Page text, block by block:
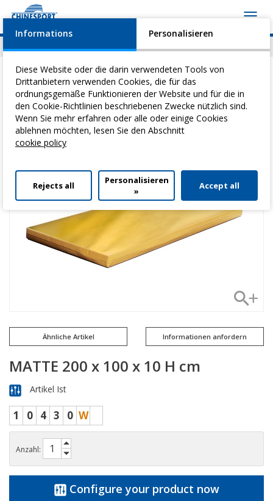
News Geschehen Video Download
Sie befinden sich hier:Home>Heilgymnastik>Bunte Matten> Matte
200 X 100 X 10 H Cm
Ähnliche Artikel Informationen anfordern
MATTE 200 x 100 x 10 H cm
Artikel Ist
1 0 4 3 0 W
Anzahl:
Configure your product now
Informations Personalisieren
Diese Website oder die darin verwendeten Tools von
Drittanbietern verwenden Cookies, die für das
ordnungsgemäße Funktionieren der Website und für die in
den Cookie-Richtlinien beschriebenen Zwecke nützlich sind.
Wenn Sie mehr erfahren oder alle oder einige Cookies
ablehnen möchten, lesen Sie den Abschnitt
cookie policy
Rejects all
Personalisieren
»
Accept all